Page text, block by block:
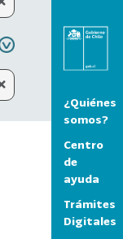
¿Quiénes
somos?
Centro
de
ayuda
Trámites
Digitales